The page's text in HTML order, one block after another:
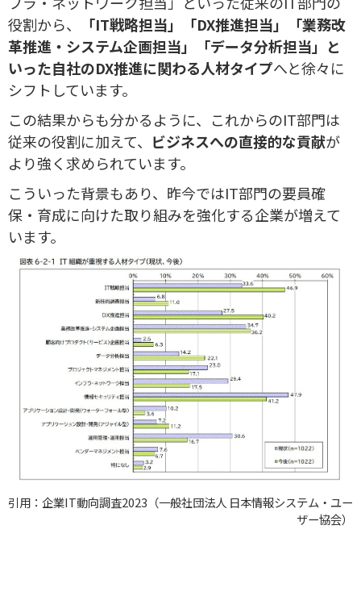
役割から、
「IT戦略担当」「DX推進担当」「業務改
革推進・システム企画担当」「データ分析担当」と
いった自社のDX推進に関わる人材タイプへと徐々に
シフトしています。
この結果からも分かるように、これからのIT部門は
従来の役割に加えて、 ビジネスへの直接的な貢献が
より強く求められています。
こういった背景もあり、昨今ではIT部門の要員確
保・育成に向けた取り組みを強化する企業が増えて
います。
引用：企業IT動向調査2023（一般社団法人 日本情報システム・ユー
ザー協会）